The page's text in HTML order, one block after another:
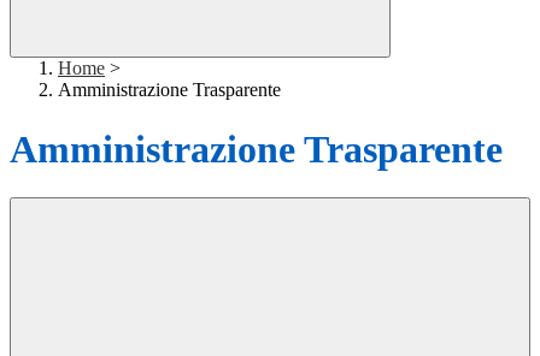
Home >
Amministrazione Trasparente
Amministrazione Trasparente